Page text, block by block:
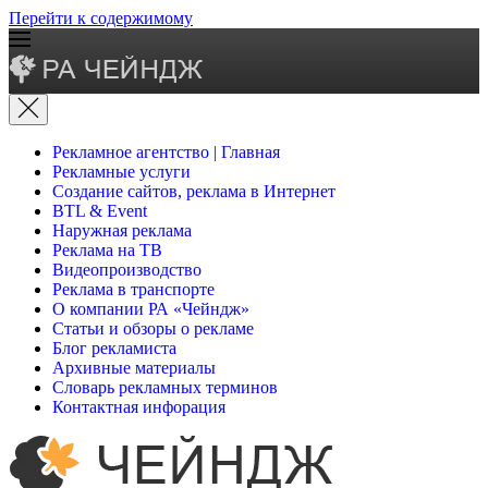
Перейти к содержимому
Рекламное агентство | Главная
Рекламные услуги
Создание сайтов, реклама в Интернет
BTL & Event
Наружная реклама
Реклама на ТВ
Видеопроизводство
Реклама в транспорте
О компании РА «Чейндж»
Статьи и обзоры о рекламе
Блог рекламиста
Архивные материалы
Словарь рекламных терминов
Контактная инфорация